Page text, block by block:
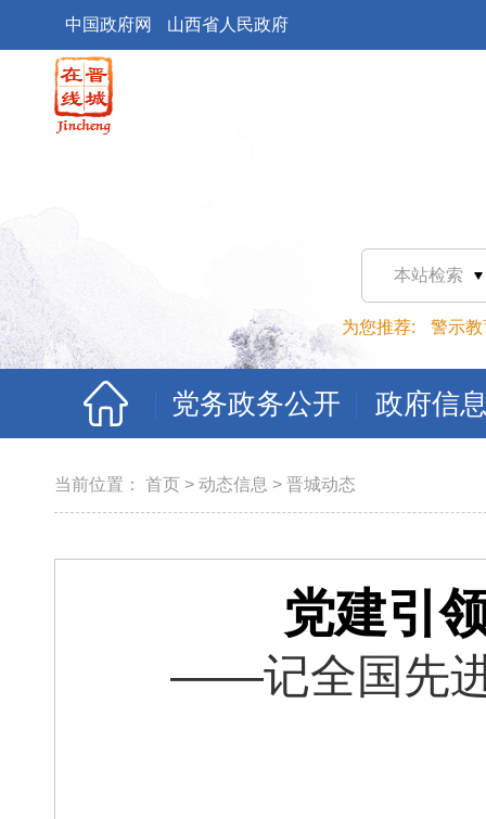
中国政府网 山西省人民政府
本站检索
为您推荐: 警示教
党务政务公开 政府信
当前位置： 首页 > 动态信息 > 晋城动态
党建引
​——记全国先进